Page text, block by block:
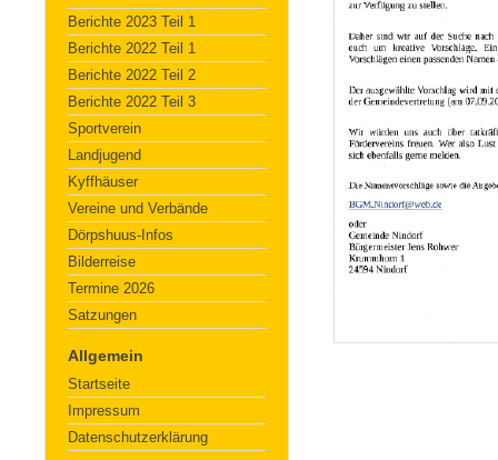
Berichte 2023 Teil 1
Berichte 2022 Teil 1
Berichte 2022 Teil 2
Berichte 2022 Teil 3
Sportverein
Landjugend
Kyffhäuser
Vereine und Verbände
Dörpshuus-Infos
Bilderreise
Termine 2026
Satzungen
Allgemein
Startseite
Impressum
Datenschutzerklärung